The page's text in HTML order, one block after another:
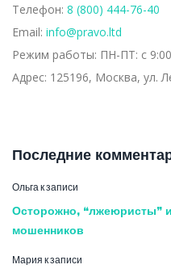
Телефон: 8 (800) 444-76-40
Email: info@pravo.ltd
Режим работы: ПН-ПТ: с
Адрес: 125196, Москва, ул.
Последние
Ольга к записи
Осторожно, “лжеюристы”
мошенников
Мария к записи